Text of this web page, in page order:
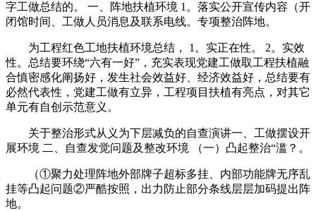
字工做总结的。 一、阵地扶植环境 1。落实公开宣传内容（开
闭馆时间、工做人员消息及联系电线。专项整治阵地。
为工程红色工地扶植环境总结， 1。实正在性。 2。实效
性。总结要环绕“六有一好”，充实表现党建工做取工程扶植融
合慎密感化阐扬好，发生社会效益好、经济效益好，总结要有
必然代表性，党建工做有立异，工程项目扶植有亮点，对其它
单元有自创示范意义。
关于整治形式从义为下层减负的自查演讲一、工做摆设开
展环境 二、自查发觉问题及整改环境 （一）凸起整治“滥？。
（①聚力处理阵地外部牌子超标多挂、内部功能牌无序乱
挂等凸起问题②严酷按照，出力防止部分条线层层加码提出阵
地。